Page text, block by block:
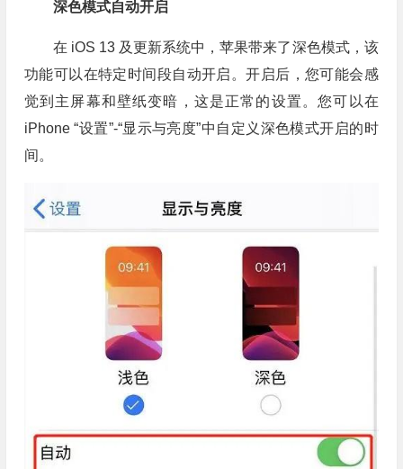
深色模式自动开启
在 iOS 13 及更新系统中，苹果带来了深色模式，该
功能可以在特定时间段自动开启。开启后，您可能会感
觉到主屏幕和壁纸变暗，这是正常的设置。您可以在
iPhone “设置”-“显示与亮度”中自定义深色模式开启的时
间。